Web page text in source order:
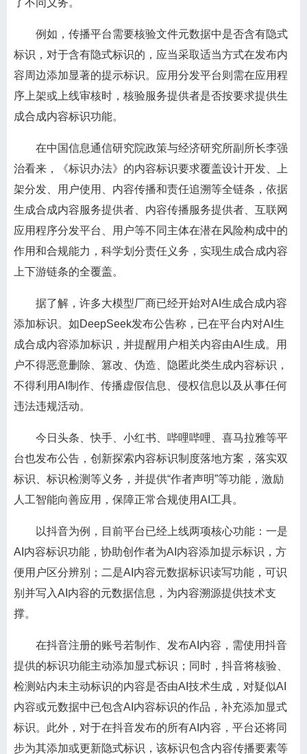
了不同义务。
例如，传播平台需要核验文件元数据中是否含有隐式
标识，对于含有隐式标识的，应当采取适当方式在发布内
容周边添加显著的提示标识。应用分发平台则需在应用程
序上架或上线审核时，核验服务提供者是否按要求提供生
成合成内容标识功能。
在中国信息通信研究院政策与经济研究所副所长李强
治看来，《标识办法》的内容标识要求覆盖设计开发、上
架分发、用户使用、内容传播和责任追溯等全链条，依据
生成合成内容服务提供者、内容传播服务提供者、互联网
应用程序分发平台、用户等不同主体在潜在风险构成中的
作用和合规能力，科学划分责任义务，实现生成合成内容
上下游链条的全覆盖。
据了解，许多大模型厂商已经开始对AI生成合成内容
添加标识。如DeepSeek发布公告称，已在平台内对AI生
成合成内容添加标识，并提醒用户相关内容由AI生成。用
户不得恶意删除、篡改、伪造、隐匿此类生成内容标识，
不得利用AI制作、传播虚假信息、侵权信息以及从事任何
违法违规活动。
今日头条、快手、小红书、哔哩哔哩、喜马拉雅等平
台也发布公告，创新探索内容标识制度落地方案，落实双
标识、标识检测等义务，并提供“作者声明”等功能，激励
人工智能向善应用，保障正常合规使用AI工具。
以抖音为例，目前平台已经上线两项核心功能：一是
AI内容标识功能，协助创作者为AI内容添加提示标识，方
便用户区分辨别；二是AI内容元数据标识读写功能，可识
别并写入AI内容的元数据信息，为内容溯源提供技术支
撑。
在抖音注册的账号若制作、发布AI内容，需使用抖音
提供的标识功能主动添加显式标识；同时，抖音将核验、
检测站内未主动标识的内容是否由AI技术生成，对疑似AI
内容或元数据中已包含AI内容标识的作品，补充添加显式
标识。此外，对于在抖音发布的所有AI内容，平台还将同
步为其添加或更新隐式标识，该标识包含内容传播要素等